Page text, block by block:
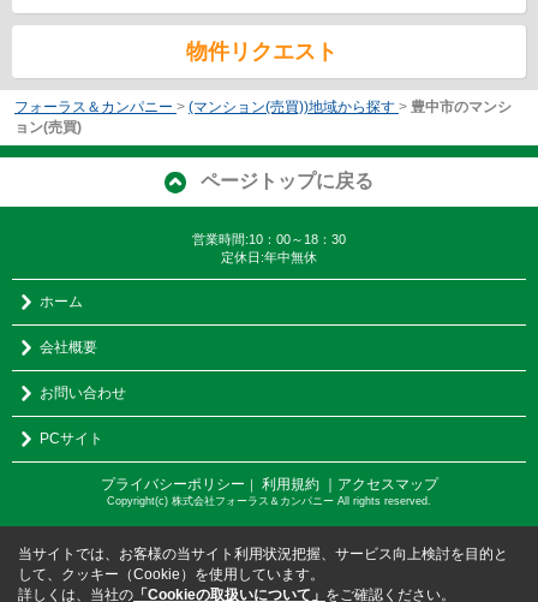
物件リクエスト
フォーラス＆カンパニー > (マンション(売買))地域から探す > 豊中市のマンシ
ョン(売買)
ページトップに戻る
営業時間:10：00～18：30
定休日:年中無休
ホーム
会社概要
お問い合わせ
PCサイト
プライバシーポリシー ｜ 利用規約 ｜アクセスマップ
Copyright(c) 株式会社フォーラス＆カンパニー All rights reserved.
当サイトでは、お客様の当サイト利用状況把握、サービス向上検討を目的と
して、クッキー（Cookie）を使用しています。
詳しくは、当社の 「Cookieの取扱いについて」 をご確認ください。